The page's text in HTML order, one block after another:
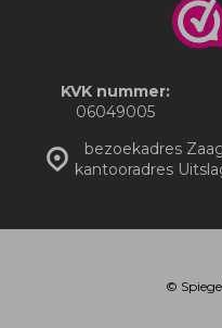
bezoekadres
kantooradres
KVK nummer:
06049005
©